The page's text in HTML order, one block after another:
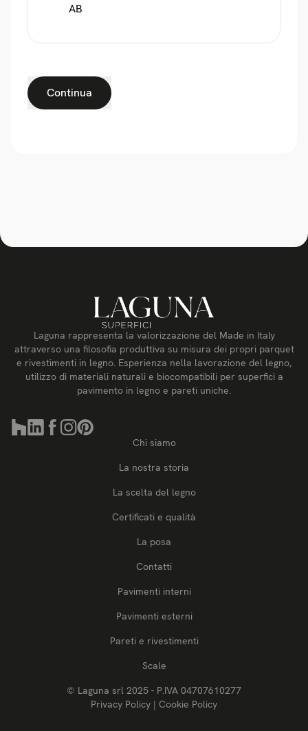
AB
Continua
Laguna rappresenta la valorizzazione del Made in Italy
attraverso una filosofia produttiva su misura dei propri parquet
e rivestimenti in legno. Esperienza nella lavorazione del legno,
utilizzo di materiali naturali e biocompatibili per superfici a
pavimento in legno e pareti uniche.
Chi siamo
La nostra storia
La scelta del legno
Certificati e qualità
La posa
Contatti
Pavimenti interni
Pavimenti esterni
Pareti e rivestimenti
Scale
© Laguna srl 2025 - P.IVA 04707610277
Privacy Policy | Cookie Policy